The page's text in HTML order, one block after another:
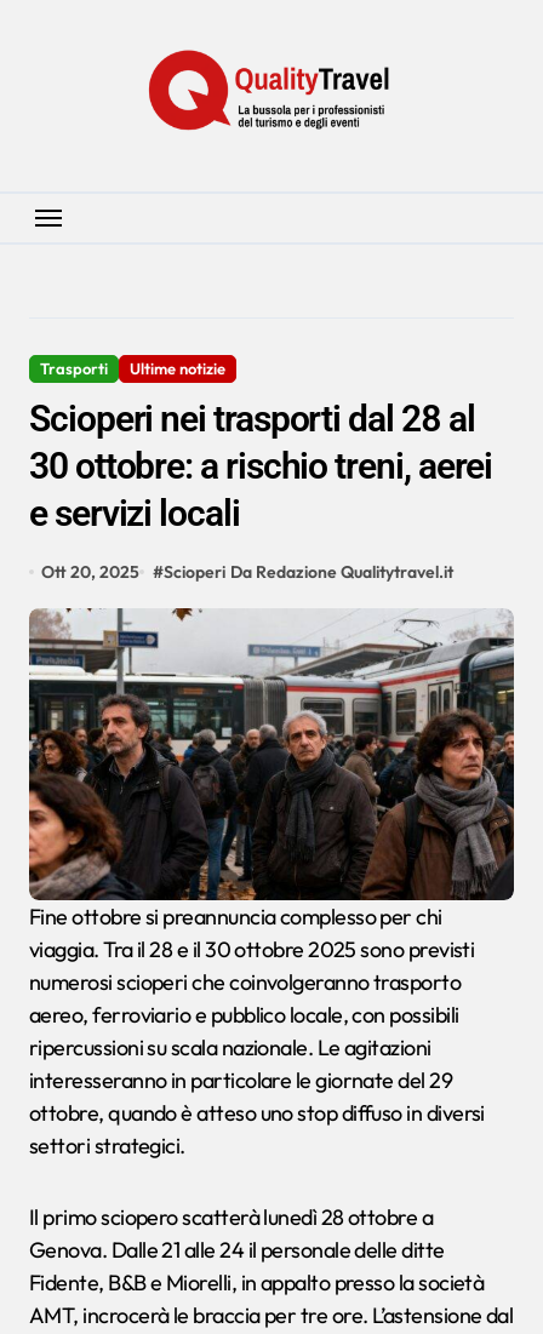
Trasporti Ultime notizie
Scioperi nei trasporti dal 28 al
30 ottobre: a rischio treni, aerei
e servizi locali
Ott 20, 2025 #Scioperi Da Redazione Qualitytravel.it
Fine ottobre si preannuncia complesso per chi
viaggia. Tra il 28 e il 30 ottobre 2025 sono previsti
numerosi scioperi che coinvolgeranno trasporto
aereo, ferroviario e pubblico locale, con possibili
ripercussioni su scala nazionale. Le agitazioni
interesseranno in particolare le giornate del 29
ottobre, quando è atteso uno stop diffuso in diversi
settori strategici.
Il primo sciopero scatterà lunedì 28 ottobre a
Genova. Dalle 21 alle 24 il personale delle ditte
Fidente, B&B e Miorelli, in appalto presso la società
AMT, incrocerà le braccia per tre ore. L’astensione dal